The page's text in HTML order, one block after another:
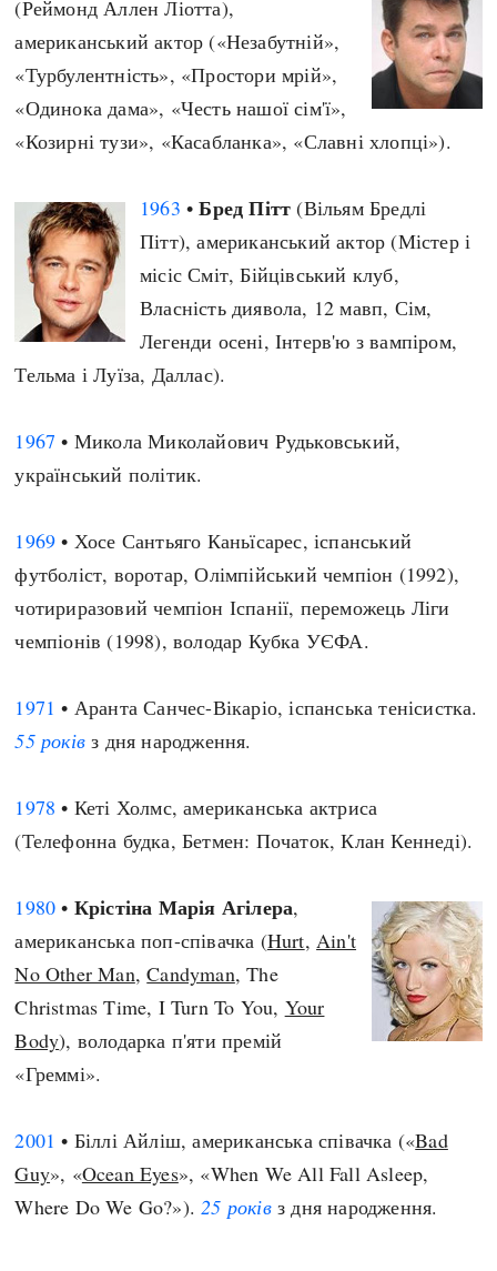
(Реймонд Аллен Ліотта),
американський актор («Незабутній»,
«Турбулентність», «Простори мрій»,
«Одинока дама», «Честь нашої сім'ї»,
«Козирні тузи», «Касабланка», «Славні хлопці»).
1963 •Бред Пітт (Вільям Бредлі
Пітт), американський актор (Містер і
місіс Сміт, Бійцівський клуб,
Власність диявола, 12 мавп, Сім,
Легенди осені, Інтерв'ю з вампіром,
Тельма і Луїза, Даллас).
1967 • Микола Миколайович Рудьковський,
український політик.
1969 • Хосе Сантьяго Каньїсарес, іспанський
футболіст, воротар, Олімпійський чемпіон (1992),
чотириразовий чемпіон Іспанії, переможець Ліги
чемпіонів (1998), володар Кубка УЄФА.
1971 • Аранта Санчес-Вікаріо, іспанська тенісистка.
55 років з дня народження.
1978 • Кеті Холмс, американська актриса
(Телефонна будка, Бетмен: Початок, Клан Кеннеді).
1980 • Крістіна Марія Агілера,
американська поп-співачка (Hurt,Ain't
No Other Man,Candyman, The
Christmas Time, I Turn To You, Your
Body), володарка п'яти премій
«Греммі».
2001 • Біллі Айліш, американська співачка («Bad
Guy», «Ocean Eyes», «When We All Fall Asleep,
Where Do We Go?»).25 роківз дня народження.